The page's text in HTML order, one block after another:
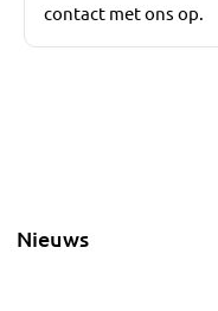
contact met ons op.
Nieuws